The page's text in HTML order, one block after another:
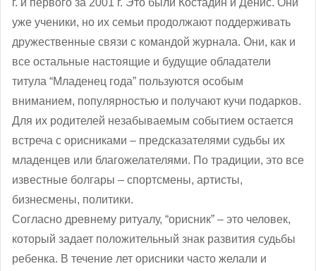
уже ученики, но их семьи продолжают поддерживать
дружественные связи с командой журнала. Они, как и
все остальные настоящие и будущие обладатели
титула “Младенец года” пользуются особым
вниманием, популярностью и получают кучи подарков.
Для их родителей незабываемым событием остается
встреча с орисниками – предсказателями судьбы их
младенцев или благожелателями. По традиции, это все
известные болгары – спортсмены, артисты,
бизнесмены, политики.
Согласно древнему ритуалу, “орисник” – это человек,
который задает положительный знак развития судьбы
ребенка. В течение лет орисники часто желали и